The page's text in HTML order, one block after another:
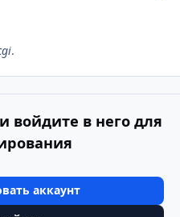
.
войдите в него для
аккаунт